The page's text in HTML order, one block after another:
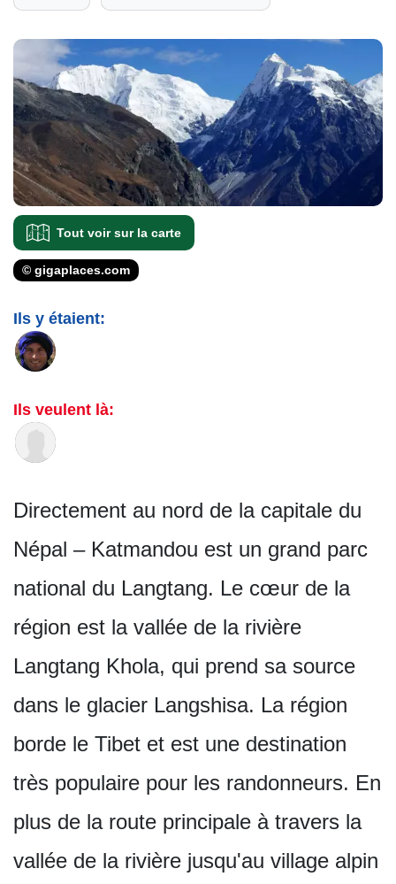
Tout voir sur la carte
© gigaplaces.com
Ils y étaient:
Ils veulent là:
Directement au nord de la capitale du
Népal – Katmandou est un grand parc
national du Langtang. Le cœur de la
région est la vallée de la rivière
Langtang Khola, qui prend sa source
dans le glacier Langshisa. La région
borde le Tibet et est une destination
très populaire pour les randonneurs. En
plus de la route principale à travers la
vallée de la rivière jusqu'au village alpin